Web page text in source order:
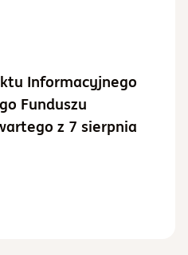
Informacyjnego
Funduszu
z 7 sierpnia
Prospektu